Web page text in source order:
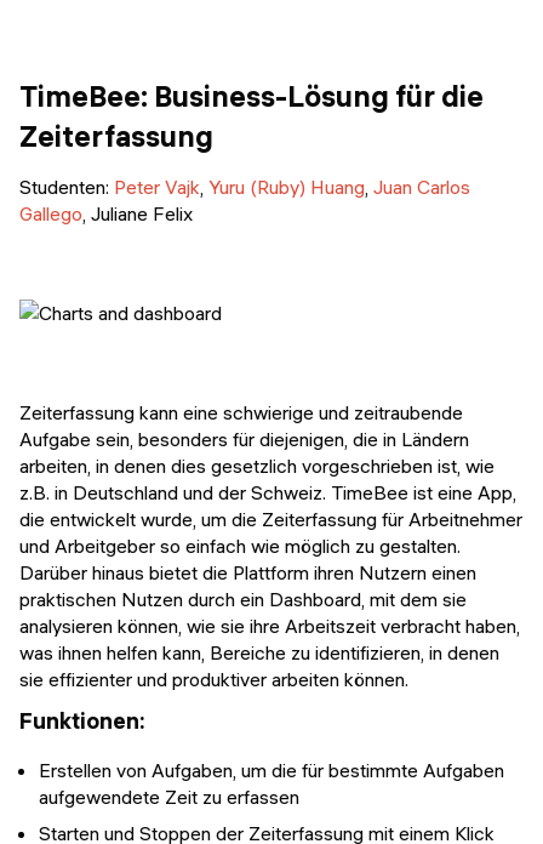
TimeBee: Business-Lösung für die
Zeiterfassung
Studenten: Peter Vajk, Yuru (Ruby) Huang, Juan Carlos
Gallego, Juliane Felix
Zeiterfassung kann eine schwierige und zeitraubende
Aufgabe sein, besonders für diejenigen, die in Ländern
arbeiten, in denen dies gesetzlich vorgeschrieben ist, wie
z.B. in Deutschland und der Schweiz. TimeBee ist eine App,
die entwickelt wurde, um die Zeiterfassung für Arbeitnehmer
und Arbeitgeber so einfach wie möglich zu gestalten.
Darüber hinaus bietet die Plattform ihren Nutzern einen
praktischen Nutzen durch ein Dashboard, mit dem sie
analysieren können, wie sie ihre Arbeitszeit verbracht haben,
was ihnen helfen kann, Bereiche zu identifizieren, in denen
sie effizienter und produktiver arbeiten können.
Funktionen:
Erstellen von Aufgaben, um die für bestimmte Aufgaben
aufgewendete Zeit zu erfassen
Starten und Stoppen der Zeiterfassung mit einem Klick